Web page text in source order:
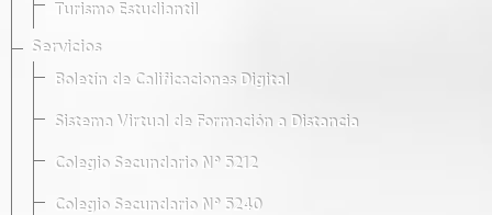
Turismo Estudiantil
Servicios
Boletín de Calificaciones Digital
Sistema Virtual de Formación a Distancia
Colegio Secundario Nº 5212
Colegio Secundario Nº 5240